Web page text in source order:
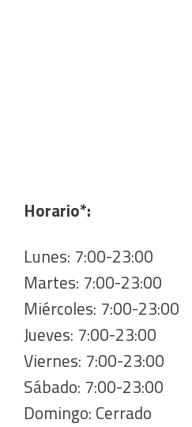
Horario*:
Lunes: 7:00-23:00
Martes: 7:00-23:00
Miércoles: 7:00-23:00
Jueves: 7:00-23:00
Viernes: 7:00-23:00
Sábado: 7:00-23:00
Domingo: Cerrado